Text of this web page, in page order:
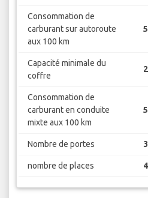
Consommation de
carburant sur autoroute
aux 100 km
Capacité minimale du
coffre
Consommation de
carburant en conduite
mixte aux 100 km
Nombre de portes 3
nombre de places 4